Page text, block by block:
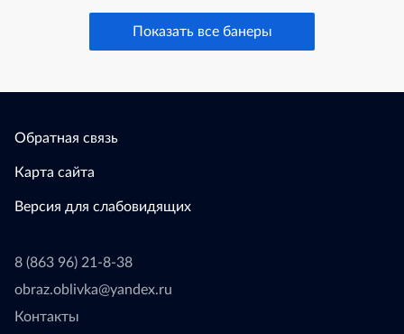
Показать все банеры
Обратная связь
Карта сайта
Версия для слабовидящих
8 (863 96) 21-8-38
obraz.oblivka@yandex.ru
Контакты